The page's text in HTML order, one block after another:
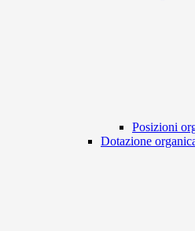
Posizioni
Dotazione